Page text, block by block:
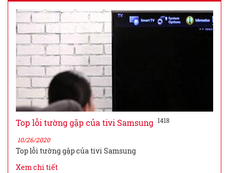
Top lỗi tường gặp của tivi Samsung 1418
10/26/2020
Top lỗi tường gặp của tivi Samsung
Xem chi tiết